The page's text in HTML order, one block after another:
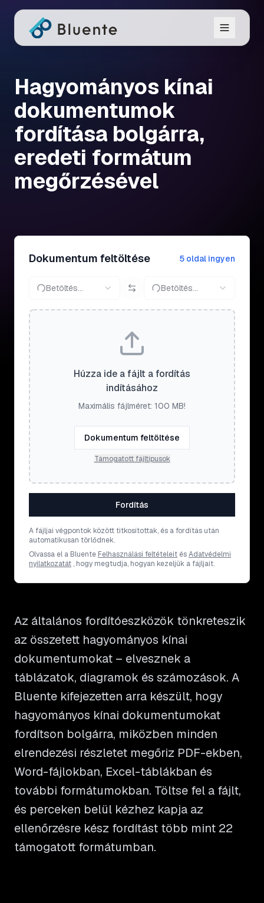
Hagyományos kínai
dokumentumok
fordítása bolgárra,
eredeti formátum
megőrzésével
Dokumentum feltöltése 5 oldal ingyen
Betöltés... Betöltés...
Húzza ide a fájlt a fordítás
indításához
Maximális fájlméret: 100 MB!
Dokumentum feltöltése
Támogatott fájltípusok
Fordítás
A fájljai végpontok között titkosítottak, és a fordítás után
automatikusan törlődnek.
Olvassa el a Bluente Felhasználási feltételeit ésAdatvédelmi
nyilatkozatát , hogy megtudja, hogyan kezeljük a fájljait.
Az általános fordítóeszközök tönkreteszik
az összetett hagyományos kínai
dokumentumokat – elvesznek a
táblázatok, diagramok és számozások. A
Bluente kifejezetten arra készült, hogy
hagyományos kínai dokumentumokat
fordítson bolgárra, miközben minden
elrendezési részletet megőriz PDF-ekben,
Word-fájlokban, Excel-táblákban és
további formátumokban. Töltse fel a fájlt,
és perceken belül kézhez kapja az
ellenőrzésre kész fordítást több mint 22
támogatott formátumban.